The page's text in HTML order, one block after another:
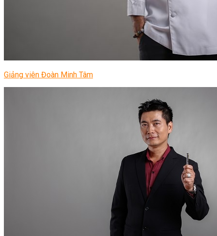
Giảng viên Đoàn Minh Tâm